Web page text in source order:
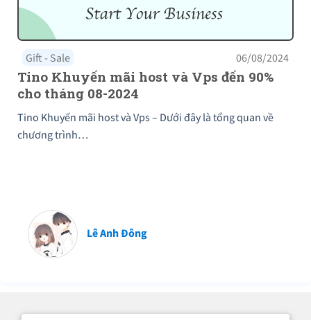
Gift - Sale 06/08/2024
Tino Khuyến mãi host và Vps đến 90%
cho tháng 08-2024
Tino Khuyến mãi host và Vps – Dưới đây là tổng quan về
chương trình…
Lê Anh Đông